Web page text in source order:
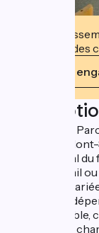
Cet
accueillir des
Voir ses
Au coeur du
1 heure du
international
pour le travail
d'une offre
Bâtiment
séjour divisible,
personne), 1